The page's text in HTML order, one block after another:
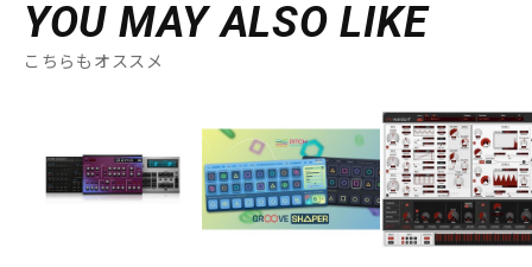
YOU MAY ALSO LIKE
こちらもオススメ